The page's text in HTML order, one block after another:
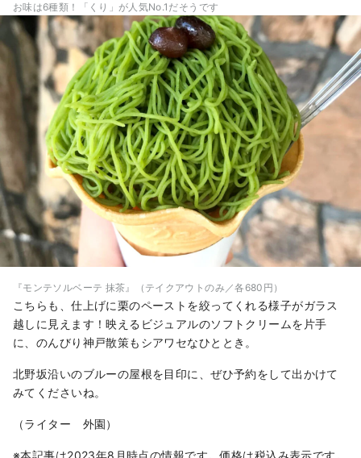
お味は6種類！「くり」が人気No.1だそうです
『モンテソルベーテ 抹茶』（テイクアウトのみ／各680円）
こちらも、仕上げに栗のペーストを絞ってくれる様子がガラス
越しに見えます！映えるビジュアルのソフトクリームを片手
に、のんびり神戸散策もシアワセなひととき。
北野坂沿いのブルーの屋根を目印に、ぜひ予約をして出かけて
みてくださいね。
（ライター 外園）